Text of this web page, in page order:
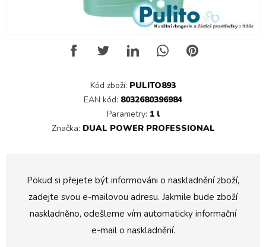
Kód zboží: PULITO893
EAN kód: 8032680396984
Parametry: 1 l
Značka: DUAL POWER PROFESSIONAL
Pokud si přejete být informováni o naskladnění zboží,
zadejte svou e-mailovou adresu. Jakmile bude zboží
naskladněno, odešleme vím automaticky informační
e-mail o naskladnění.